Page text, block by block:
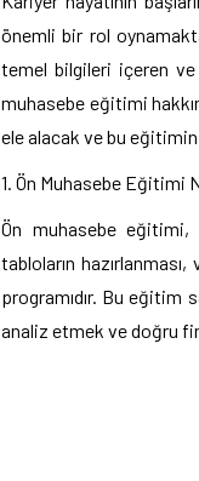
önemli bir rol
temel bilgileri içeren ve
muhasebe eğitimi
ele alacak ve bu
1. Ön Muhasebe Eğitimi
Ön muhasebe eğitimi,
tabloların
programıdır. Bu eğitim
analiz etmek ve doğru